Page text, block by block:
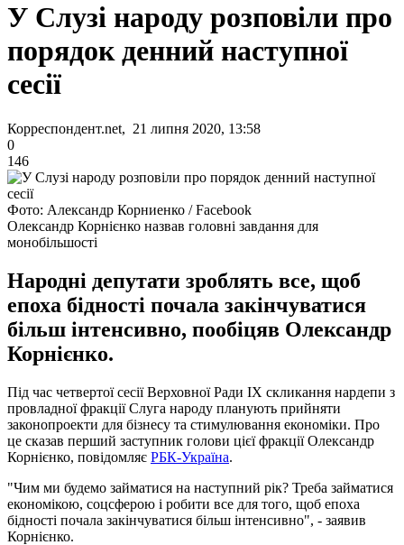
У Слузі народу розповіли про
порядок денний наступної
сесії
Корреспондент.net, 21 липня 2020, 13:58
0
146
Фото: Александр Корниенко / Facebook
Олександр Корнієнко назвав головні завдання для
монобільшості
Народні депутати зроблять все, щоб
епоха бідності почала закінчуватися
більш інтенсивно, пообіцяв Олександр
Корнієнко.
Під час четвертої сесії Верховної Ради IX скликання нардепи з
провладної фракції Слуга народу планують прийняти
законопроекти для бізнесу та стимулювання економіки. Про
це сказав перший заступник голови цієї фракції Олександр
Корнієнко, повідомляє РБК-Україна.
"Чим ми будемо займатися на наступний рік? Треба займатися
економікою, соцсферою і робити все для того, щоб епоха
бідності почала закінчуватися більш інтенсивно", - заявив
Корнієнко.